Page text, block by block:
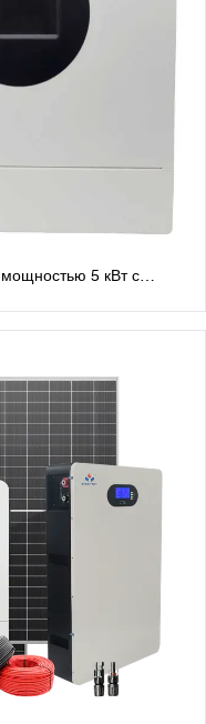
5 кВт с